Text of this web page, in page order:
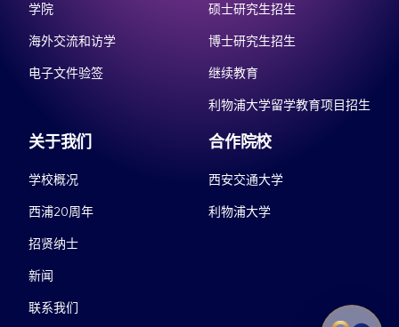
学院
海外交流和访学
电子文件验签
硕士研究生招生
博士研究生招生
继续教育
利物浦大学留学教育项目招生
关于我们
学校概况
西浦20周年
招贤纳士
新闻
联系我们
合作院校
西安交通大学
利物浦大学